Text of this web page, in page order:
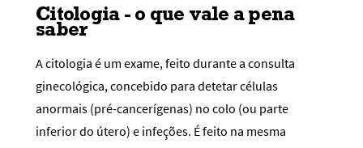
Citologia - o que vale a pena
saber
A citologia é um exame, feito durante a consulta
ginecológica, concebido para detetar células
anormais (pré-cancerígenas) no colo (ou parte
inferior do útero) e infeções. É feito na mesma